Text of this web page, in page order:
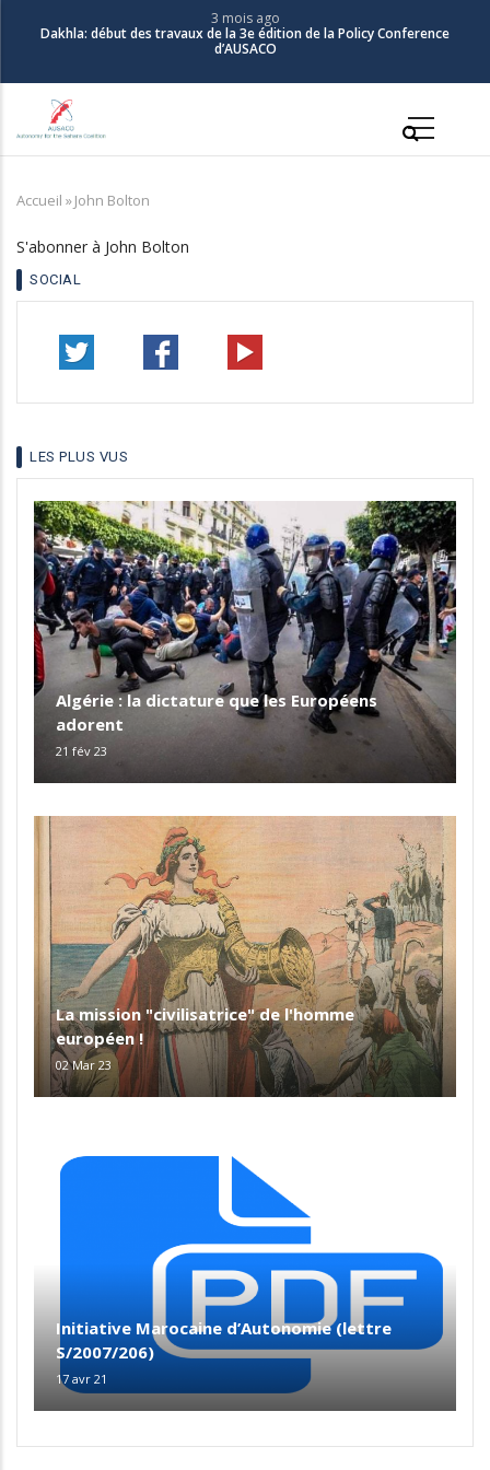
principal
3 mois ago
Dakhla: début des travaux de la 3e édition de la Policy Conference
d’AUSACO
Fil
d'Ariane
Accueil »John Bolton
S'abonner à John Bolton
SOCIAL
LES PLUS VUS
Algérie : la dictature que les Européens
adorent
21 fév 23
La mission "civilisatrice" de l'homme
européen !
02 Mar 23
Initiative Marocaine d’Autonomie (lettre
S/2007/206)
17 avr 21